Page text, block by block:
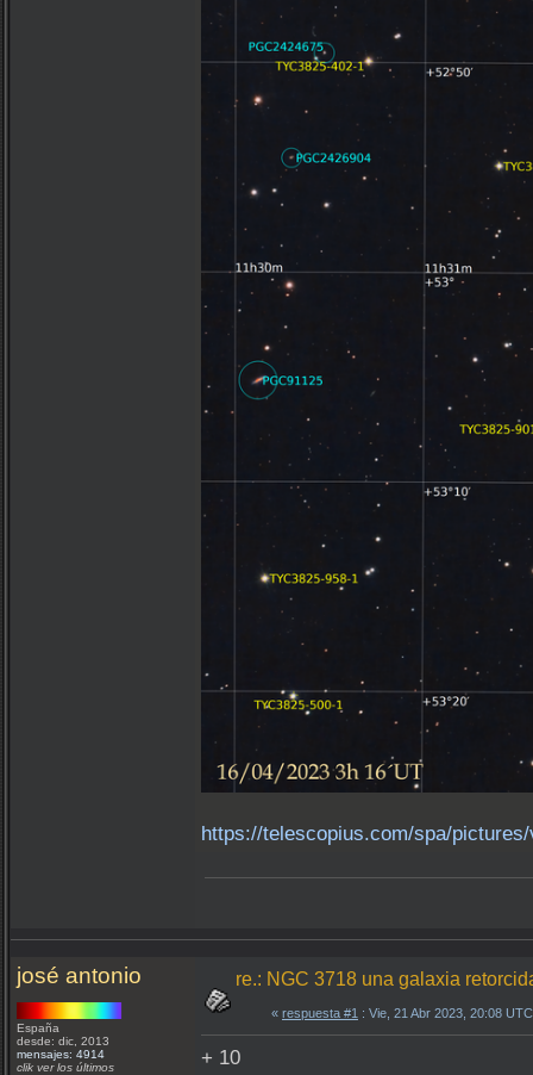
https://telescopius.com/spa/
josé antonio
España
desde: dic, 2013
mensajes: 4914
clik ver los últimos
re.: NGC 3718 una galaxia
« respuesta #1 : Vie, 21 Abr 2023, 20:08
+ 10